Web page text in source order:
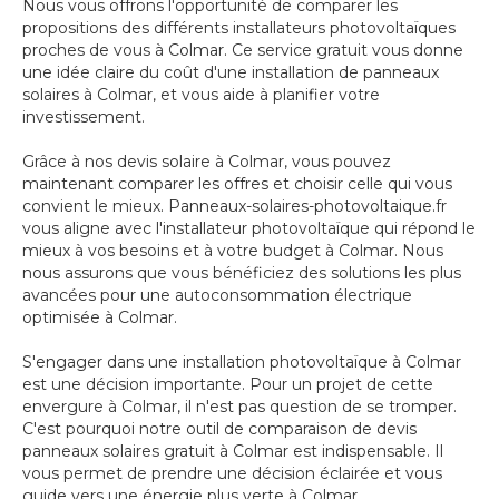
Nous vous offrons l'opportunité de comparer les
propositions des différents installateurs photovoltaïques
proches de vous à Colmar. Ce service gratuit vous donne
une idée claire du coût d'une installation de panneaux
solaires à Colmar, et vous aide à planifier votre
investissement.
Grâce à nos devis solaire à Colmar, vous pouvez
maintenant comparer les offres et choisir celle qui vous
convient le mieux. Panneaux-solaires-photovoltaique.fr
vous aligne avec l'installateur photovoltaïque qui répond le
mieux à vos besoins et à votre budget à Colmar. Nous
nous assurons que vous bénéficiez des solutions les plus
avancées pour une autoconsommation électrique
optimisée à Colmar.
S'engager dans une installation photovoltaïque à Colmar
est une décision importante. Pour un projet de cette
envergure à Colmar, il n'est pas question de se tromper.
C'est pourquoi notre outil de comparaison de devis
panneaux solaires gratuit à Colmar est indispensable. Il
vous permet de prendre une décision éclairée et vous